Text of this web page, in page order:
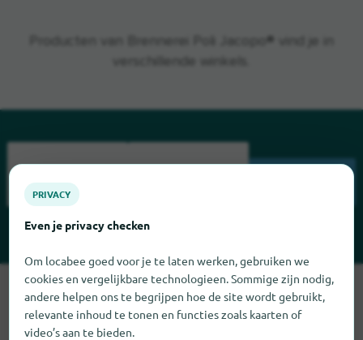
Producten van Brennerei Poli Jacopo® vind je in
Sorry, we kunnen Brennerei Poli Jacopo op dit moment niet
vinden. Als u weet waar Brennerei Poli Jacopo te vinden is,
PRIVACY
Even je privacy checken
Om locabee goed voor je te laten werken, gebruiken we
cookies en vergelijkbare technologieen. Sommige zijn nodig,
andere helpen ons te begrijpen hoe de site wordt gebruikt,
relevante inhoud te tonen en functies zoals kaarten of
video’s aan te bieden.